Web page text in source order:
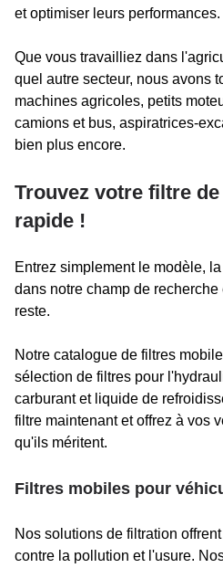
et optimiser leurs performances.
Que vous travailliez dans
quel autre secteur, nous avons
machines agricoles, petits
camions et bus, aspiratrices-
bien plus encore.
Trouvez votre filtre
rapide !
Entrez simplement le modèle,
dans notre champ de
reste.
Notre catalogue de filtres
sélection de filtres pour
carburant et liquide de
filtre maintenant et offrez à vos
qu'ils méritent.
Filtres mobiles pour
Nos solutions de filtration
contre la pollution et l'usure.